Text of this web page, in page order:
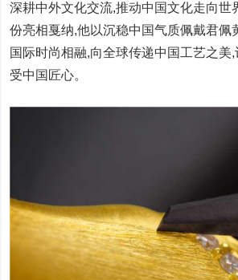
深耕中外文化交流,推动中国文化走向世
份亮相戛纳,他以沉稳中国气质佩戴君佩
国际时尚相融,向全球传递中国工艺之美
受中国匠心。